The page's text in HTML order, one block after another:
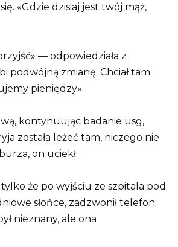
«Gdzie dzisiaj jest twój mąż,
— odpowiedziała z
podwójną zmianę. Chciał tam
pieniędzy».
kontynuując badanie usg,
została leżeć tam, niczego nie
on uciekł.
że po wyjściu ze szpitala pod
słońce, zadzwonił telefon
nieznany, ale ona